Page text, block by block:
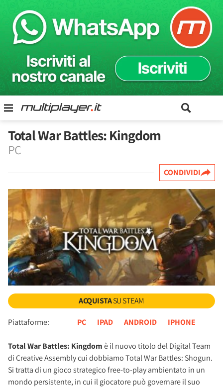
Total War Battles: Kingdom
PC
CONDIVIDI
ACQUISTASU STEAM
Piattaforme: PC IPAD ANDROID IPHONE
Total War Battles: Kingdomè il nuovo titolo del Digital Team
di Creative Assembly cui dobbiamo Total War Battles: Shogun.
Si tratta di un gioco strategico free-to-play ambientato in un
mondo persistente, in cui il giocatore può governare il suo